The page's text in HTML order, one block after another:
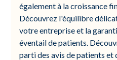
également à la croissance
Découvrez l'équilibre
votre entreprise et la
éventail de patients.
parti des avis de patients et